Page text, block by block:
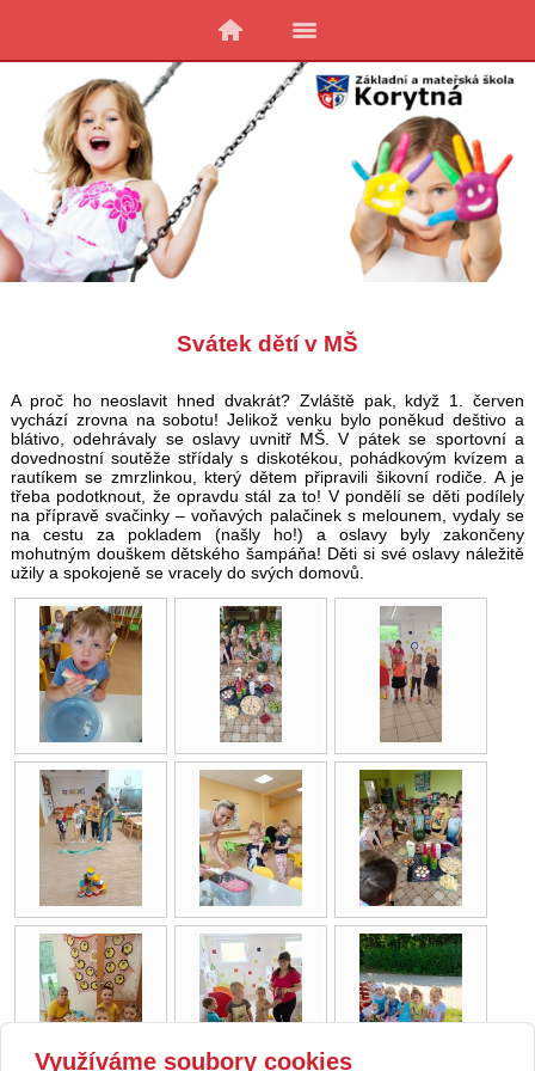
Svátek dětí v MŠ
A proč ho neoslavit hned dvakrát? Zvláště pak, když 1. červen
vychází zrovna na sobotu! Jelikož venku bylo poněkud deštivo a
blátivo, odehrávaly se oslavy uvnitř MŠ. V pátek se sportovní a
dovednostní soutěže střídaly s diskotékou, pohádkovým kvízem a
rautíkem se zmrzlinkou, který dětem připravili šikovní rodiče. A je
třeba podotknout, že opravdu stál za to! V pondělí se děti podílely
na přípravě svačinky – voňavých palačinek s melounem, vydaly se
na cestu za pokladem (našly ho!) a oslavy byly zakončeny
mohutným douškem dětského šampáňa! Děti si své oslavy náležitě
užily a spokojeně se vracely do svých domovů.
Využíváme soubory cookies